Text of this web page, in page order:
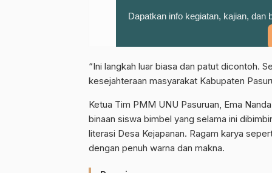
Dapatkan info kegiatan, kajian,
“Ini langkah luar biasa dan patut dicontoh.
kesejahteraan masyarakat Kabupaten
Ketua Tim PMM UNU Pasuruan, Ema
binaan siswa bimbel yang selama ini
literasi Desa Kejapanan. Ragam karya
dengan penuh warna dan makna.